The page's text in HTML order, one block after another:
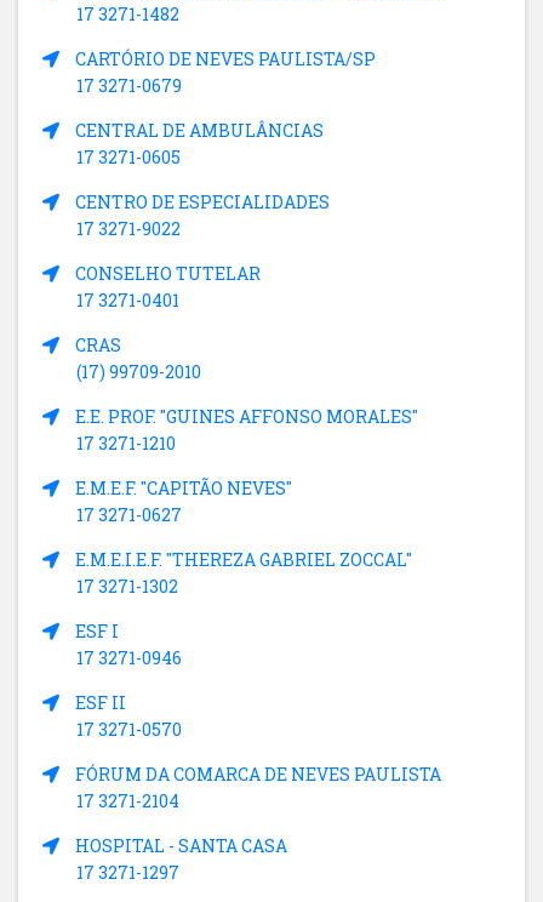
17 3271-1482
CARTÓRIO DE NEVES PAULISTA/SP
17 3271-0679
CENTRAL DE AMBULÂNCIAS
17 3271-0605
CENTRO DE ESPECIALIDADES
17 3271-9022
CONSELHO TUTELAR
17 3271-0401
CRAS
(17) 99709-2010
E.E. PROF. "GUINES AFFONSO MORALES"
17 3271-1210
E.M.E.F. "CAPITÃO NEVES"
17 3271-0627
E.M.E.I.E.F. "THEREZA GABRIEL ZOCCAL"
17 3271-1302
ESF I
17 3271-0946
ESF II
17 3271-0570
FÓRUM DA COMARCA DE NEVES PAULISTA
17 3271-2104
HOSPITAL - SANTA CASA
17 3271-1297